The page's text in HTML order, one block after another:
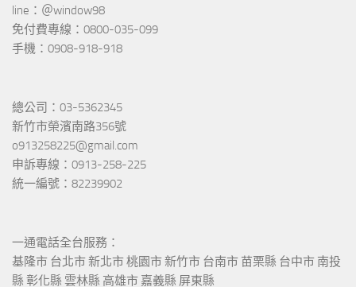
line：＠window98
免付費專線：0800-035-099
手機：0908-918-918
總公司：03-5362345
新竹市榮濱南路356號
o913258225@gmail.com
申訴專線：0913-258-225
統一編號：82239902
一通電話全台服務：
基隆市 台北市 新北市 桃園市 新竹市 台南市 苗栗縣 台中市 南投
縣 彰化縣 雲林縣 高雄市 嘉義縣 屏東縣